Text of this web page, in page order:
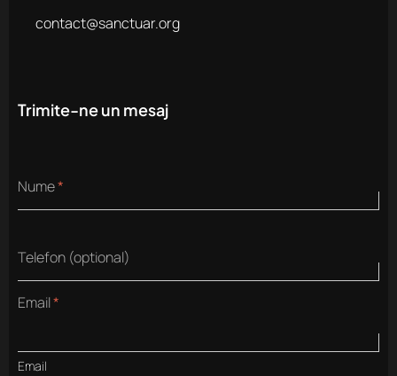
contact@sanctuar.org
Trimite-ne un mesaj
Mesaj
Email
Nume*
Telefon (optional)
Email*
Email